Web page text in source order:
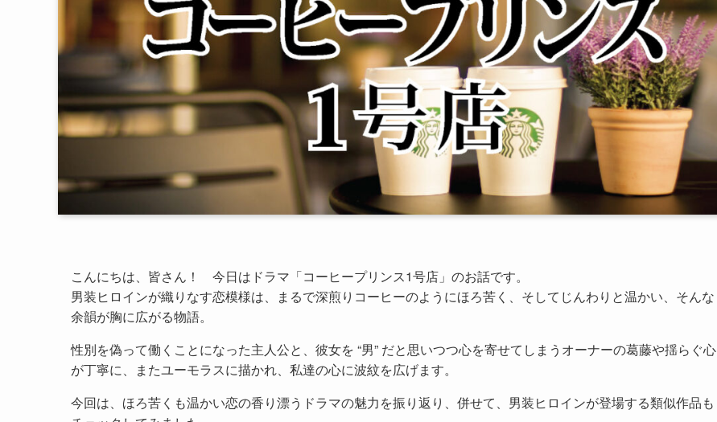
こんにちは、皆さん！ 今日はドラマ「コーヒープリンス1号店」のお話です。
男装ヒロインが織りなす恋模様は、まるで深煎りコーヒーのようにほろ苦く、そしてじんわりと温かい、そんな
余韻が胸に広がる物語。
性別を偽って働くことになった主人公と、彼女を “男” だと思いつつ心を寄せてしまうオーナーの葛藤や揺らぐ心
が丁寧に、またユーモラスに描かれ、私達の心に波紋を広げます。
今回は、ほろ苦くも温かい恋の香り漂うドラマの魅力を振り返り、併せて、男装ヒロインが登場する類似作品も